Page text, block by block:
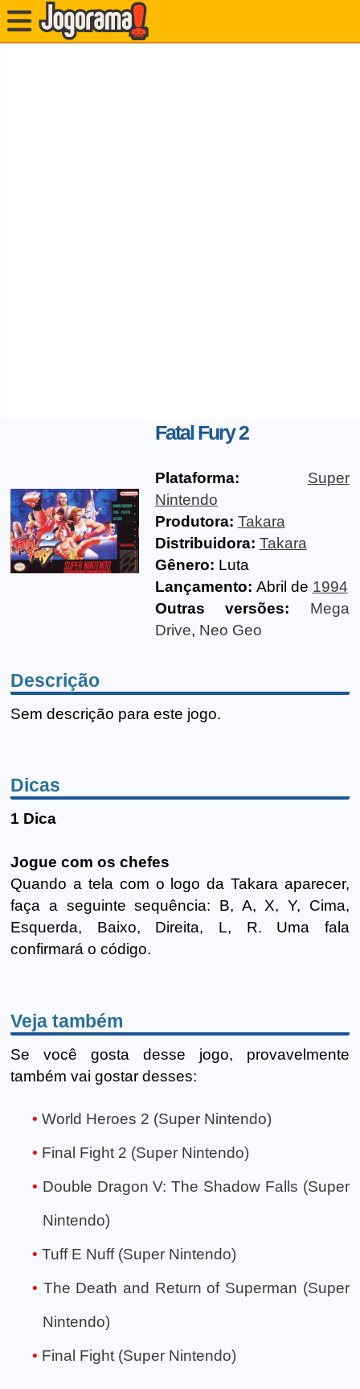
Fatal Fury 2
Plataforma:
Super
Nintendo
Produtora: Takara
Distribuidora: Takara
Gênero: Luta
Lançamento: Abril de 1994
Outras versões:
Mega
Drive, Neo Geo
Descrição
Sem descrição para este jogo.
Dicas
1 Dica
Jogue com os chefes
Quando a tela com o logo da Takara aparecer,
faça a seguinte sequência: B, A, X, Y, Cima,
Esquerda, Baixo, Direita, L, R. Uma fala
confirmará o código.
Veja também
Se você gosta desse jogo, provavelmente
também vai gostar desses:
World Heroes 2 (Super Nintendo)
Final Fight 2 (Super Nintendo)
Double Dragon V: The Shadow Falls (Super
Nintendo)
Tuff E Nuff (Super Nintendo)
The Death and Return of Superman (Super
Nintendo)
Final Fight (Super Nintendo)